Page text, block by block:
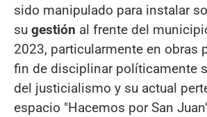
sido manipulado para instalar
su gestión al frente del
2023, particularmente en obras
fin de disciplinar políticamente
del justicialismo y su actual
espacio "Hacemos por San